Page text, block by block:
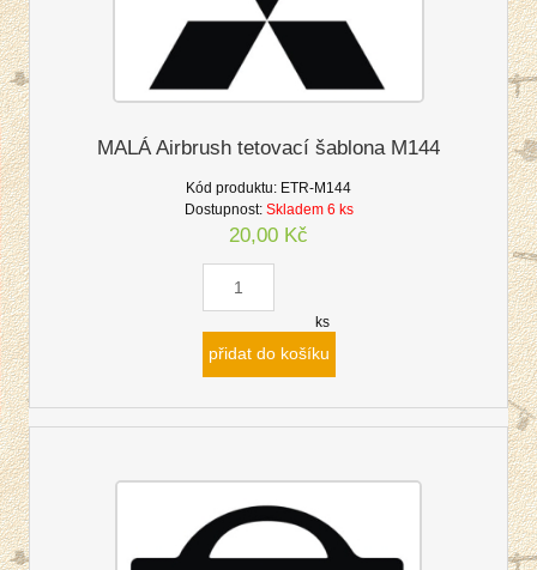
MALÁ Airbrush tetovací šablona M144
Kód produktu: ETR-M144
Dostupnost: Skladem 6 ks
20,00 Kč
ks
přidat do košíku